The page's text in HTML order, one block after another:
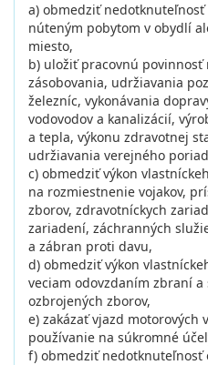
a) obmedziť nedotknuteľnosť
núteným pobytom v obydlí
miesto,
b) uložiť pracovnú povinnosť
zásobovania, udržiavania
železníc, vykonávania
vodovodov a kanalizácií,
a tepla, výkonu zdravotnej
udržiavania verejného
c) obmedziť výkon
na rozmiestnenie vojakov,
zborov, zdravotníckych
zariadení, záchranných
a zábran proti davu,
d) obmedziť výkon
veciam odovzdaním zbraní
ozbrojených zborov,
e) zakázať vjazd
používanie na súkromné
f) obmedziť nedotknuteľnosť